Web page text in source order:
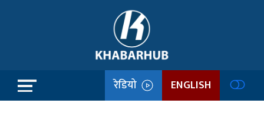
रेडियो ENGLISH